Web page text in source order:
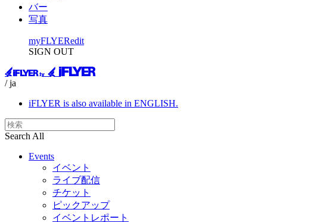
バー
写真
myFLYERedit
SIGN OUT
/ ja
iFLYER is also available in ENGLISH.
Search All
Events
イベント
ライブ配信
チケット
ピックアップ
イベントレポート